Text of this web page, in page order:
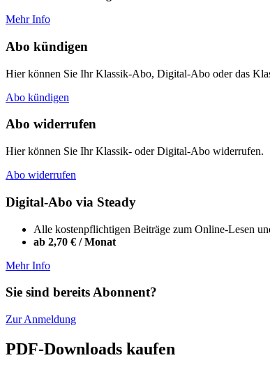
Mehr Info
Abo kündigen
Hier können Sie Ihr Klassik-Abo, Digital-Abo oder das
Abo kündigen
Abo widerrufen
Hier können Sie Ihr Klassik- oder Digital-Abo widerrufen.
Abo widerrufen
Digital-Abo via Steady
Alle kostenpflichtigen Beiträge zum Online-Lesen
ab 2,70 € / Monat
Mehr Info
Sie sind bereits Abonnent?
Zur Anmeldung
PDF-Downloads kaufen